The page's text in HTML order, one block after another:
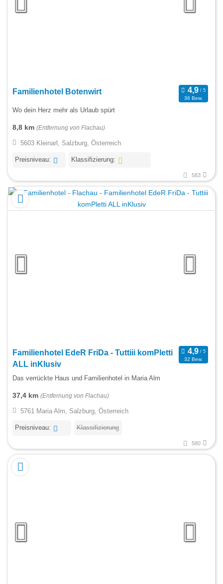
Familienhotel Botenwirt
36 Bew.
Wo dein Herz mehr als Urlaub spürt
8,8 km (Entfernung von Flachau)
5603 Kleinarl, Salzburg, Österreich
Preisniveau: Klassifizierung:
583
Familienhotel EdeR FriDa - Tuttiii komPletti
ALL inKlusiv
32 Bew.
Das verrückte Haus und Familienhotel in Maria Alm
37,4 km (Entfernung von Flachau)
5761 Maria Alm, Salzburg, Österreich
Preisniveau: Klassifizierung
580